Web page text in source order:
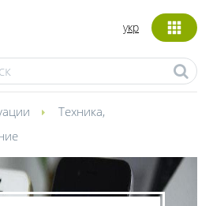
укр
Техника,